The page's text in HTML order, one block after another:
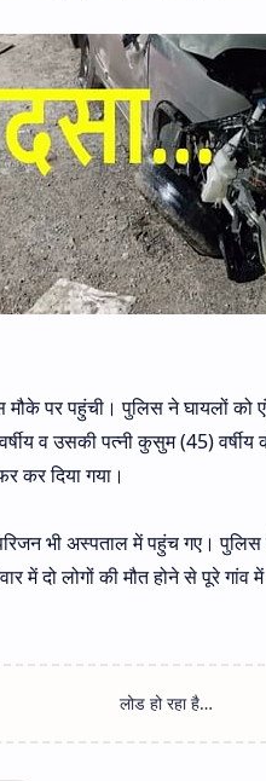
पर पहुंची। पुलिस ने घायलों को
व उसकी पत्नी कुसुम (45)
कर दिया गया।
भी अस्पताल में पहुंच गए। पुलिस
में दो लोगों की मौत होने से पूरे